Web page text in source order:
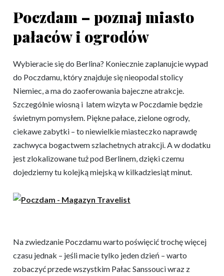
Poczdam – poznaj miasto
pałaców i ogrodów
Wybieracie się do Berlina? Koniecznie zaplanujcie wypad
do Poczdamu, który znajduje się nieopodal stolicy
Niemiec, a ma do zaoferowania bajeczne atrakcje.
Szczególnie wiosną i latem wizyta w Poczdamie będzie
świetnym pomysłem. Piękne pałace, zielone ogrody,
ciekawe zabytki – to niewielkie miasteczko naprawdę
zachwyca bogactwem szlachetnych atrakcji. A w dodatku
jest zlokalizowane tuż pod Berlinem, dzięki czemu
dojedziemy tu kolejką miejską w kilkadziesiąt minut.
Na zwiedzanie Poczdamu warto poświęcić trochę więcej
czasu jednak – jeśli macie tylko jeden dzień – warto
zobaczyć przede wszystkim Pałac Sanssouci wraz z